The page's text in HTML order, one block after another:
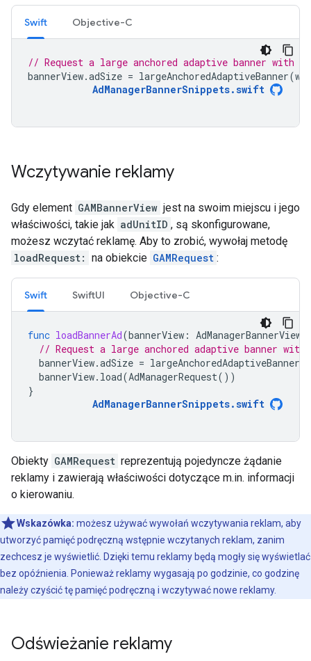
Swift Objective-C
// Request a large anchored adaptive banner with
bannerView.adSize = largeAnchoredAdaptiveBanner(
AdManagerBannerSnippets.swift
Wczytywanie reklamy
Gdy element GAMBannerView jest na swoim miejscu i jego
właściwości, takie jak adUnitID , są skonfigurowane,
możesz wczytać reklamę. Aby to zrobić, wywołaj metodę
loadRequest: na obiekcie GAMRequest :
Swift SwiftUI Objective-C
func loadBannerAd(bannerView : AdManagerBannerView
// Request a large anchored adaptive banner
bannerView.adSize = largeAnchoredAdaptiveBanner
bannerView. load(AdManagerRequest())
}
AdManagerBannerSnippets.swift
Obiekty GAMRequest reprezentują pojedyncze żądanie
reklamy i zawierają właściwości dotyczące m.in. informacji
o kierowaniu.
Wskazówka: możesz używać wywołań wczytywania reklam, aby
utworzyć pamięć podręczną wstępnie wczytanych reklam, zanim
zechcesz je wyświetlić. Dzięki temu reklamy będą mogły się wyświetlać
bez opóźnienia. Ponieważ reklamy wygasają po godzinie, co godzinę
należy czyścić tę pamięć podręczną i wczytywać nowe reklamy.
Odświeżanie reklamy